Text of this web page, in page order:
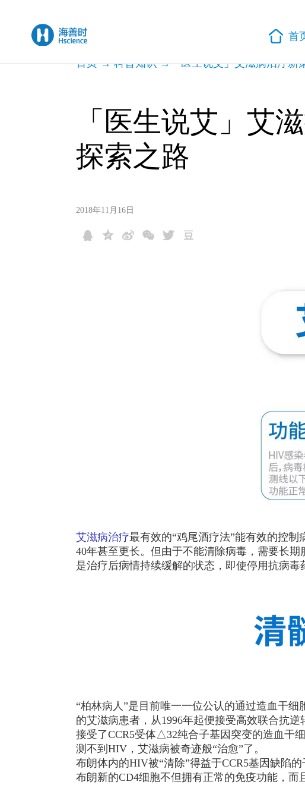
首
首页 → 科普知识 → 「医生说艾」艾滋病治疗
「医生说艾」艾
探索之路
2018年11月16日
艾滋病治疗最有效的“鸡尾酒疗法”能有效的控
40年甚至更长。但由于不能清除病毒，需要长
是治疗后病情持续缓解的状态，即使停用抗病
“柏林病人”是目前唯一一位公认的通过造血干
的艾滋病患者，从1996年起便接受高效联合抗
接受了CCR5受体△32纯合子基因突变的造血干
测不到HIV，艾滋病被奇迹般“治愈”了。
布朗体内的HIV被“清除”得益于CCR5基因缺陷
布朗新的CD4细胞不但拥有正常的免疫功能，而